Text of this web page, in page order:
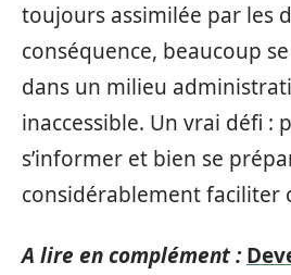
toujours assimilée par les
conséquence, beaucoup
dans un milieu
inaccessible. Un vrai défi :
s’informer et bien se
considérablement faciliter
A lire en complément :